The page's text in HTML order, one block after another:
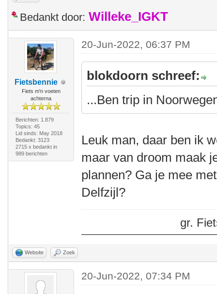
Bedankt door: Willeke_IGKT
Fietsbennie
Fiets m'n voeten
achterna
Berichten: 1.879
Topics: 45
Lid sinds: May 2018
Bedankt: 3123
2715 x bedankt in
989 berichten
20-Jun-2022, 06:37 PM
blokdoorn schreef:
...Ben trip in
Leuk man, daar ben ik
maar van droom maak
plannen? Ga je mee
Delfzijl?
gr.
Website Zoek
20-Jun-2022, 07:34 PM